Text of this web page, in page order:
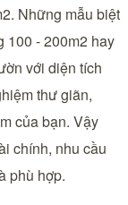
Những mẫu biệt
100 - 200m2 hay
với diện tích
thư giãn,
của bạn. Vậy
chính, nhu cầu
phù hợp.